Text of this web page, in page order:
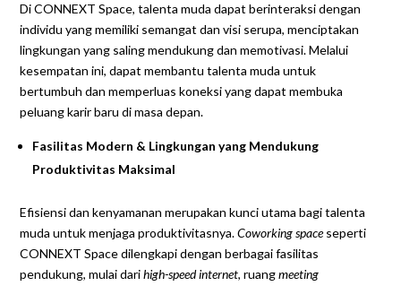
Di CONNEXT Space, talenta muda dapat berinteraksi dengan
individu yang memiliki semangat dan visi serupa, menciptakan
lingkungan yang saling mendukung dan memotivasi. Melalui
kesempatan ini, dapat membantu talenta muda untuk
bertumbuh dan memperluas koneksi yang dapat membuka
peluang karir baru di masa depan.
Fasilitas Modern & Lingkungan yang Mendukung
Produktivitas Maksimal
Efisiensi dan kenyamanan merupakan kunci utama bagi talenta
muda untuk menjaga produktivitasnya.Coworking spaceseperti
CONNEXT Space dilengkapi dengan berbagai fasilitas
pendukung, mulai darihigh-speed internet, ruangmeeting